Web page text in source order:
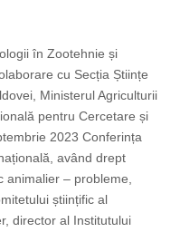
în Zootehnie și
cu Secția Științe
Ministerul Agriculturii
pentru Cercetare și
2023 Сonferința
având drept
animalier – probleme,
științific al
director al Institutului